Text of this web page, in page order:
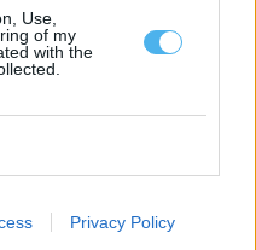
Use,
of my
with the
Privacy Policy